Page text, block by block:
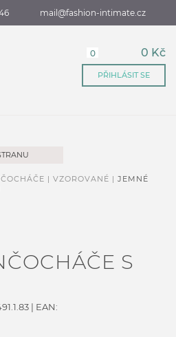
mail@fashion-intimate.cz
0 0 Kč
PŘIHLÁSIT SE
| VZOROVANÉ | JEMNÉ
S
| EAN: